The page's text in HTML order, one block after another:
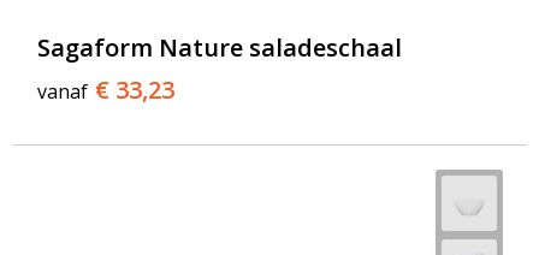
Sagaform Nature saladeschaal
vanaf € 33,23